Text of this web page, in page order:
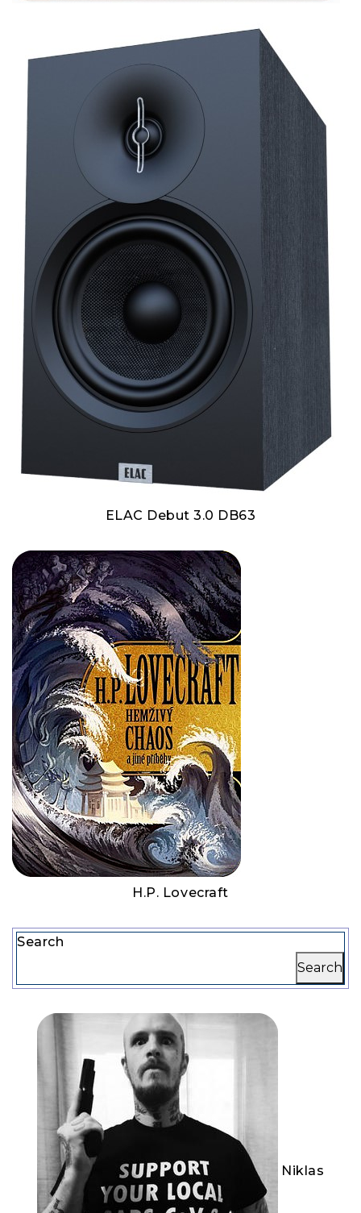
ELAC Debut 3.0 DB63
H.P. Lovecraft
Search
Search
Niklas